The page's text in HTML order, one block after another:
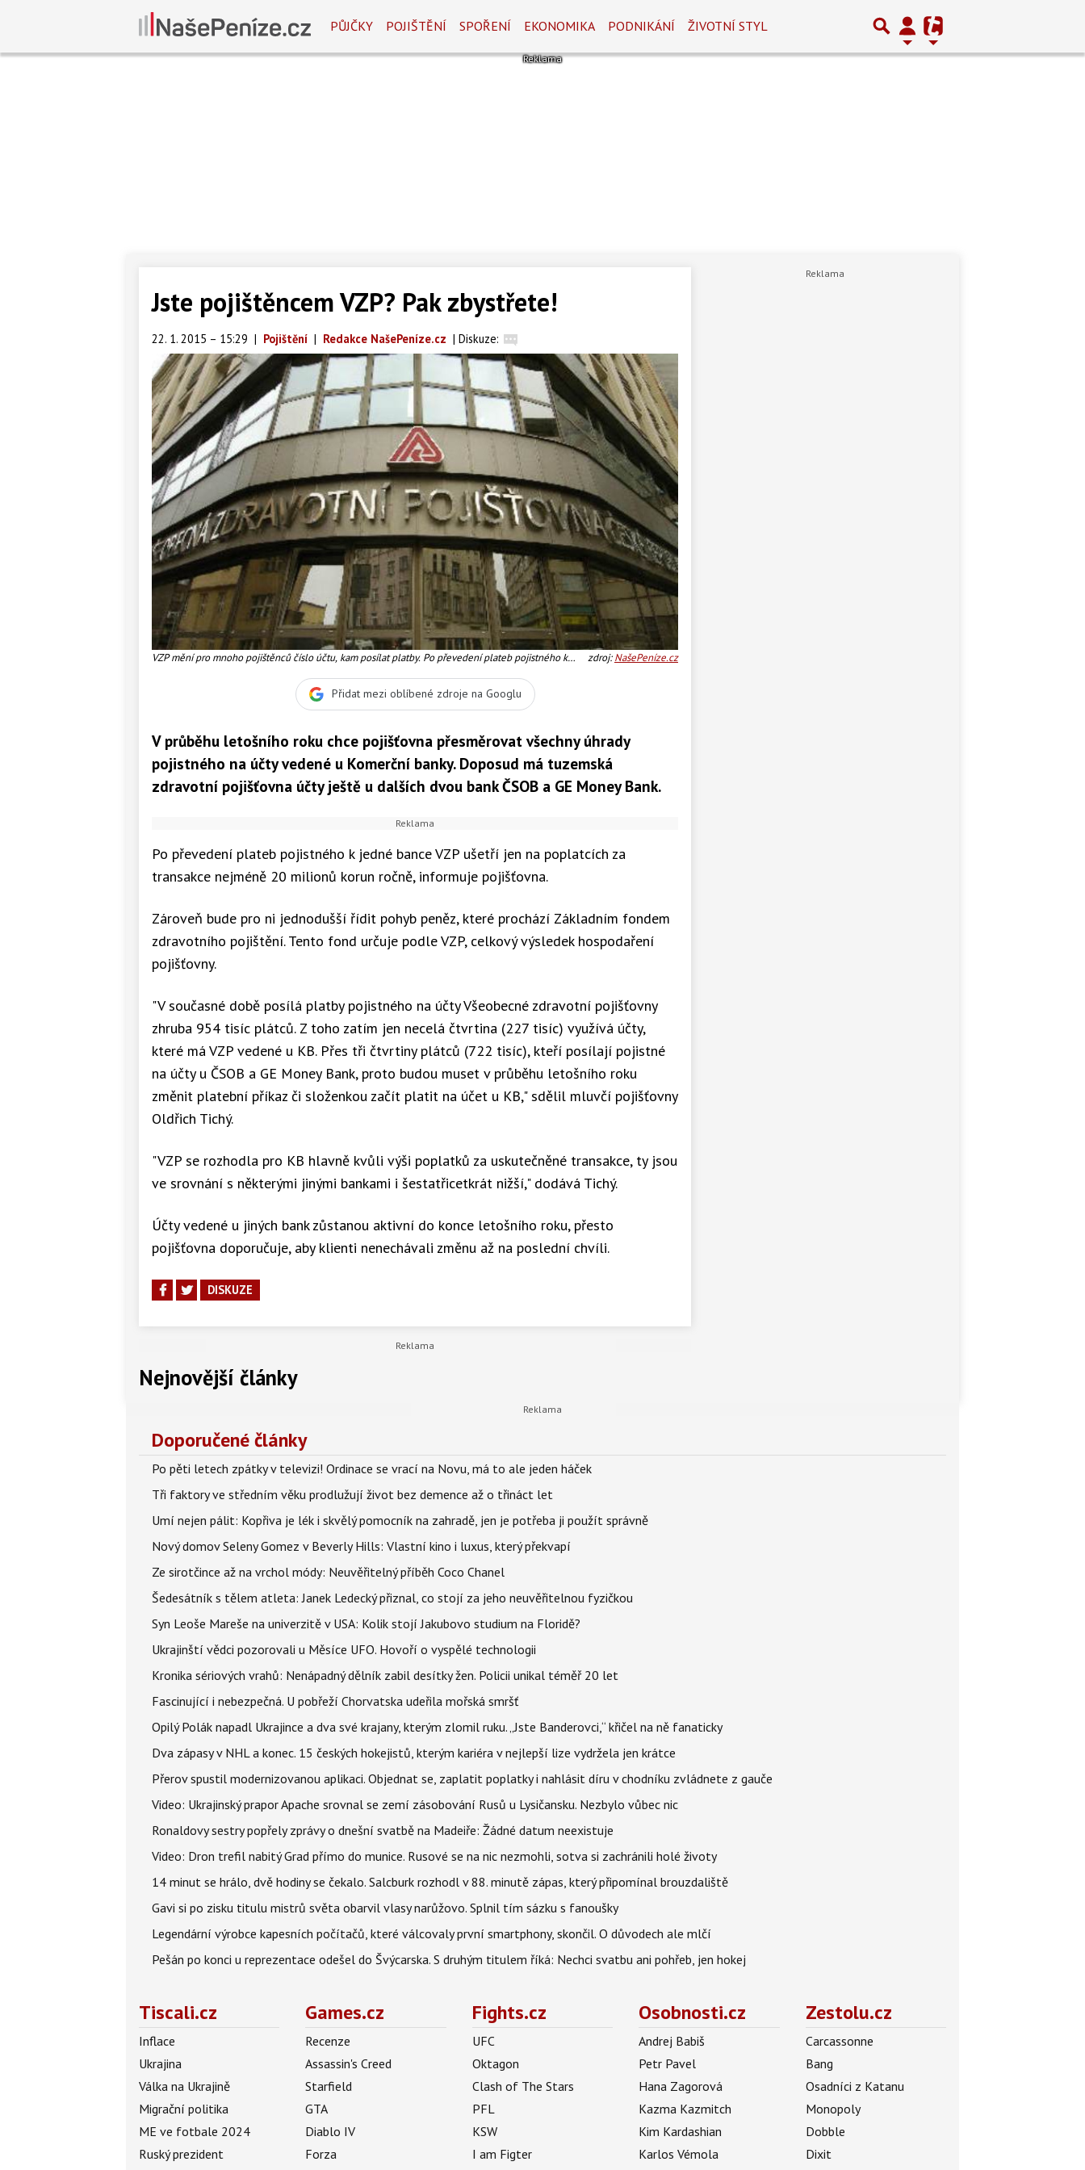
PŮJČKY POJIŠTĚNÍ SPOŘENÍ EKONOMIKA PODNIKÁNÍ ŽIVOTNÍ STYL
Jste pojištěncem VZP? Pak zbystřete!
22. 1. 2015 – 15:29 | Pojištění | Redakce NašePeníze.cz | Diskuze:
VZP mění pro mnoho pojištěnců číslo účtu, kam posílat platby. Po převedení plateb pojistného k
zdroj:NašePeníze.cz
Přidat mezi oblíbené zdroje na Googlu
V průběhu letošního roku chce pojišťovna přesměrovat všechny úhrady
pojistného na účty vedené u Komerční banky. Doposud má tuzemská
zdravotní pojišťovna účty ještě u dalších dvou bank ČSOB a GE Money Bank.
Po převedení plateb pojistného k jedné bance VZP ušetří jen na poplatcích za
transakce nejméně 20 milionů korun ročně, informuje pojišťovna.
Zároveň bude pro ni jednodušší řídit pohyb peněz, které prochází Základním fondem
zdravotního pojištění. Tento fond určuje podle VZP, celkový výsledek hospodaření
pojišťovny.
"V současné době posílá platby pojistného na účty Všeobecné zdravotní pojišťovny
zhruba 954 tisíc plátců. Z toho zatím jen necelá čtvrtina (227 tisíc) využívá účty,
které má VZP vedené u KB. Přes tři čtvrtiny plátců (722 tisíc), kteří posílají pojistné
na účty u ČSOB a GE Money Bank, proto budou muset v průběhu letošního roku
změnit platební příkaz či složenkou začít platit na účet u KB," sdělil mluvčí pojišťovny
Oldřich Tichý.
"VZP se rozhodla pro KB hlavně kvůli výši poplatků za uskutečněné transakce, ty jsou
ve srovnání s některými jinými bankami i šestatřicetkrát nižší," dodává Tichý.
Účty vedené u jiných bank zůstanou aktivní do konce letošního roku, přesto
pojišťovna doporučuje, aby klienti nenechávali změnu až na poslední chvíli.
DISKUZE
Nejnovější články
Doporučené články
Po pěti letech zpátky v televizi! Ordinace se vrací na Novu, má to ale jeden háček
Tři faktory ve středním věku prodlužují život bez demence až o třináct let
Umí nejen pálit: Kopřiva je lék i skvělý pomocník na zahradě, jen je potřeba ji použít správně
Nový domov Seleny Gomez v Beverly Hills: Vlastní kino i luxus, který překvapí
Ze sirotčince až na vrchol módy: Neuvěřitelný příběh Coco Chanel
Šedesátník s tělem atleta: Janek Ledecký přiznal, co stojí za jeho neuvěřitelnou fyzičkou
Syn Leoše Mareše na univerzitě v USA: Kolik stojí Jakubovo studium na Floridě?
Ukrajinští vědci pozorovali u Měsíce UFO. Hovoří o vyspělé technologii
Kronika sériových vrahů: Nenápadný dělník zabil desítky žen. Policii unikal téměř 20 let
Fascinující i nebezpečná. U pobřeží Chorvatska udeřila mořská smršť
Opilý Polák napadl Ukrajince a dva své krajany, kterým zlomil ruku. „Jste Banderovci,“ křičel na ně fanaticky
Dva zápasy v NHL a konec. 15 českých hokejistů, kterým kariéra v nejlepší lize vydržela jen krátce
Přerov spustil modernizovanou aplikaci. Objednat se, zaplatit poplatky i nahlásit díru v chodníku zvládnete z gauče
Video: Ukrajinský prapor Apache srovnal se zemí zásobování Rusů u Lysičansku. Nezbylo vůbec nic
Ronaldovy sestry popřely zprávy o dnešní svatbě na Madeiře: Žádné datum neexistuje
Video: Dron trefil nabitý Grad přímo do munice. Rusové se na nic nezmohli, sotva si zachránili holé životy
14 minut se hrálo, dvě hodiny se čekalo. Salcburk rozhodl v 88. minutě zápas, který připomínal brouzdaliště
Gavi si po zisku titulu mistrů světa obarvil vlasy narůžovo. Splnil tím sázku s fanoušky
Legendární výrobce kapesních počítačů, které válcovaly první smartphony, skončil. O důvodech ale mlčí
Pešán po konci u reprezentace odešel do Švýcarska. S druhým titulem říká: Nechci svatbu ani pohřeb, jen hokej
Tiscali.cz
Inflace
Ukrajina
Válka na Ukrajině
Migrační politika
ME ve fotbale 2024
Ruský prezident
Games.cz
Recenze
Assassin's Creed
Starfield
GTA
Diablo IV
Forza
Fights.cz
UFC
Oktagon
Clash of The Stars
PFL
KSW
I am Figter
Osobnosti.cz
Andrej Babiš
Petr Pavel
Hana Zagorová
Kazma Kazmitch
Kim Kardashian
Karlos Vémola
Zestolu.cz
Carcassonne
Bang
Osadníci z Katanu
Monopoly
Dobble
Dixit